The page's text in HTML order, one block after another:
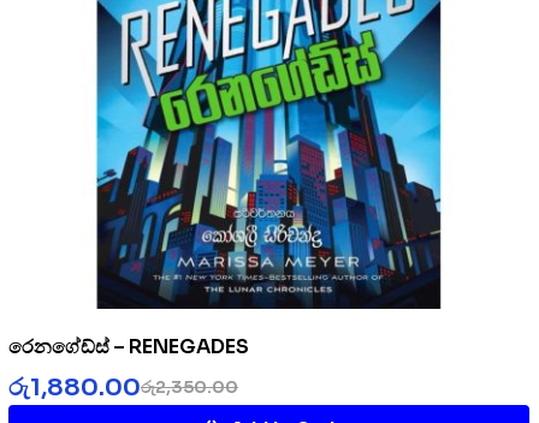
රෙනගේඩ්ස් – RENEGADES
රු2,350.00
රු1,880.00